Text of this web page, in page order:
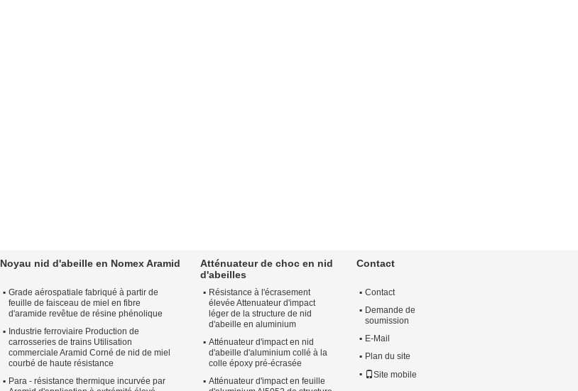
Noyau nid d'abeille en Nomex Aramid
Grade aérospatiale fabriqué à partir de
feuille de faisceau de miel en fibre
d'aramide revêtue de résine phénolique
Industrie ferroviaire Production de
carrosseries de trains Utilisation
commerciale Aramid Corné de nid de miel
courbé de haute résistance
Para - résistance thermique incurvée par
Atténuateur de choc en nid
d'abeilles
Résistance à l'écrasement
élevée Attenuateur d'impact
léger de la structure de nid
d'abeille en aluminium
Atténuateur d'impact en nid
d'abeille d'aluminium collé à la
colle époxy pré-écrasée
Atténuateur d'impact en feuille
Contact
Contact
Demande de
soumission
E-Mail
Plan du site
Site mobile